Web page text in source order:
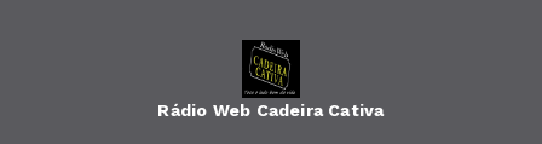
Rádio Web Cadeira Cativa